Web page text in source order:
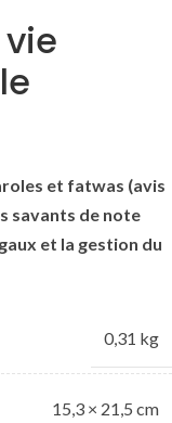
et fatwas (avis
savants de note
et la gestion du
0,31 kg
15,3 × 21,5 cm